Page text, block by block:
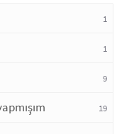
1
1
9
19